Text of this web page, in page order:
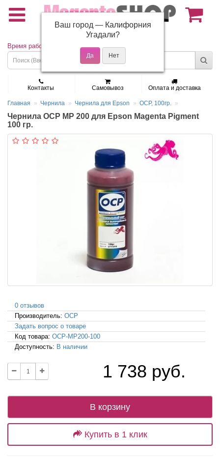
(495) 150-01-37
Время работы: Пн - Пт 9:30 - 19:00
Контакты Самовывоз Оплата и доставка
Главная Чернила Чернила для Epson OCP, 100гр.
Чернила OCP MP 200 для Epson Magenta Pigment
100 гр.
0 отзывов
Производитель: OCP
Задать вопрос о товаре
Код товара: OCP-MP200-100
Доступность: В наличии
1 738 руб.
В корзину
Купить в 1 клик
Ваш город — Калифорния
Угадали?